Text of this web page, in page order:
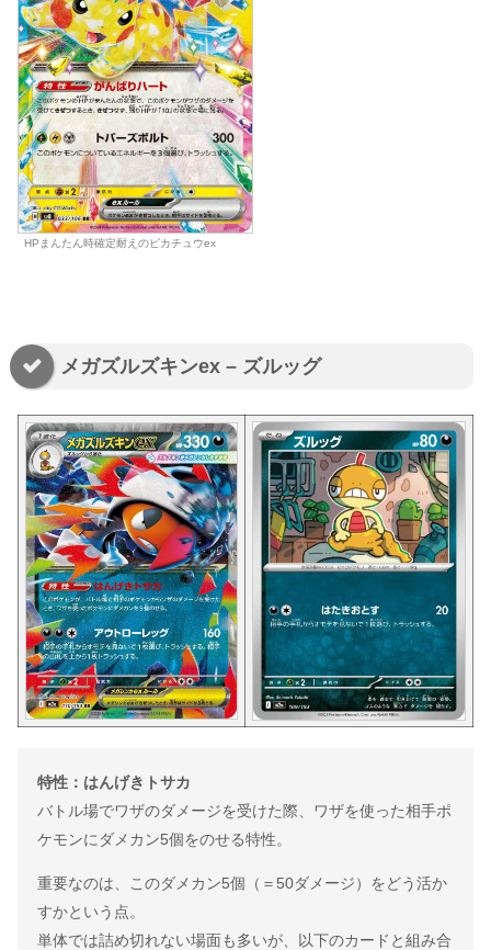
HPまんたん時確定耐えのピカチュウex
メガズルズキンex – ズルッグ
特性：はんげきトサカ
バトル場でワザのダメージを受けた際、ワザを使った相手ポ
ケモンにダメカン5個をのせる特性。
重要なのは、このダメカン5個（＝50ダメージ）をどう活か
すかという点。
単体では詰め切れない場面も多いが、以下のカードと組み合